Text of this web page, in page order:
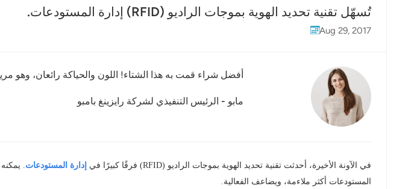
Español
Türk
تُسهّل تقنية تحديد الهوية بموجات الراديو (RFID) إدارة المستودعات.
Aug 29, 2017
أفضل شراء قمت به هذا الشتاء! اللون والحياكة رائعان، وهو
مابو - الرئيس التنفيذي لشركة رايزينغ بامبو
في الآونة الأخيرة، أحدثت تقنية تحديد الهوية بموجات الراديو (RFID) فرقًا كبيرًا في إدارة المستودعات.
المستودعات أكثر ملاءمة، ويضاعف الفعالية.